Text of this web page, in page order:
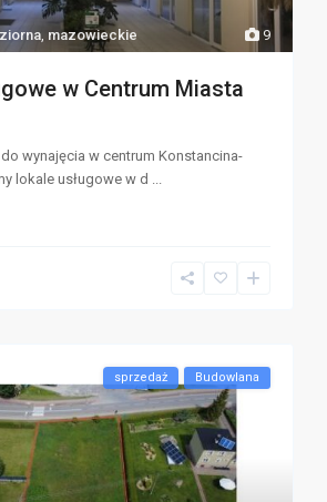
9
, mazowieckie
w Centrum Miasta
wynajęcia w centrum Konstancina-
lokale usługowe w d ...
sprzedaż Budowlana